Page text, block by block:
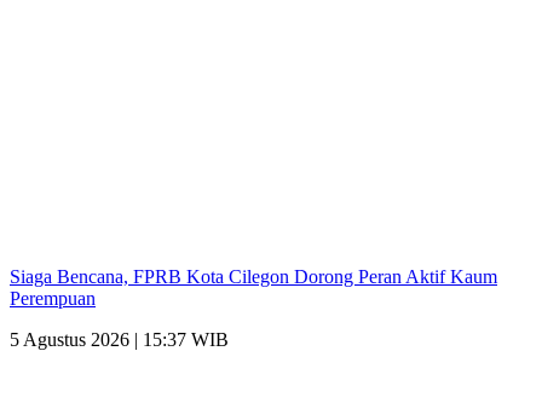
Siaga Bencana, FPRB Kota Cilegon Dorong Peran Aktif Kaum
Perempuan
5 Agustus 2026 | 15:37 WIB